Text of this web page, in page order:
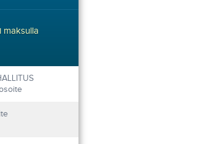
maksulla